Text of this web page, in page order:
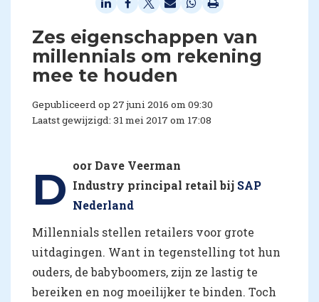
​Zes eigenschappen van
millennials om rekening
mee te houden
Gepubliceerd op 27 juni 2016 om 09:30
Laatst gewijzigd: 31 mei 2017 om 17:08
D oor Dave Veerman
Industry principal retail bij SAP
Nederland
Millennials stellen retailers voor grote
uitdagingen. Want in tegenstelling tot hun
ouders, de babyboomers, zijn ze lastig te
bereiken en nog moeilijker te binden. Toch